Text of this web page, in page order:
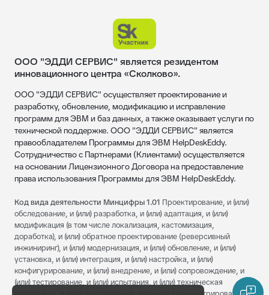
ООО "ЭДДИ СЕРВИС" является резидентом
инновационного центра «Сколково».
ООО "ЭДДИ СЕРВИС" осуществляет проектирование и
разработку, обновление, модификацию и исправление
программ для ЭВМ и баз данных, а также оказывает услуги по
технической поддержке. ООО "ЭДДИ СЕРВИС" является
правообладателем Программы для ЭВМ HelpDeskEddy.
Сотрудничество с Партнерами (Клиентами) осуществляется
на основании Лицензионного Договора на предоставление
права использования Программы для ЭВМ HelpDeskEddy.
Код вида деятельности Минцифры 1.01 Проектирование, и (или)
обследование, и (или) разработка, и (или) адаптация, и (или)
модификация (в том числе локализация, кастомизация,
доработка), и (или) обратное проектирование (реверсивный
инжиниринг), и (или) модернизация, и (или) обновление, и (или)
установка, и (или) интеграция, и (или) настройка, и (или)
конфигурирование, и (или) внедрение, и (или) сопровождение, и
(или) тестирование, и (или) испытания, и (или) техническая